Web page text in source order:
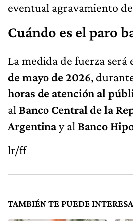
eventual agravamiento
Cuándo es el paro
La medida de fuerza será
de mayo de 2026,
horas de atención al
al Banco Central de la
Argentinay al Banco
lr/ff
TAMBIÉN TE PUEDE